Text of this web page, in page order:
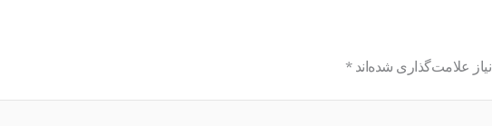
علامت‌گذاری شده‌اند*